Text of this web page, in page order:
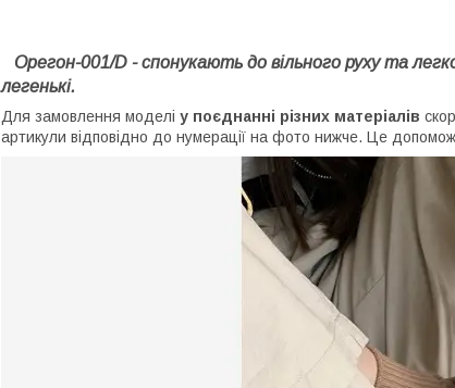
Орегон-001/D - спонукають до вільного руху та
легенькі.
Для замовлення моделі у поєднанні різних матеріалів
артикули відповідно до нумерації на фото нижче. Це